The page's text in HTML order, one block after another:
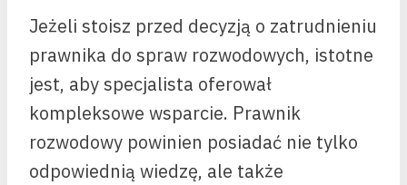
Jeżeli stoisz przed decyzją o zatrudnieniu
prawnika do spraw rozwodowych, istotne
jest, aby specjalista oferował
kompleksowe wsparcie. Prawnik
rozwodowy powinien posiadać nie tylko
odpowiednią wiedzę, ale także